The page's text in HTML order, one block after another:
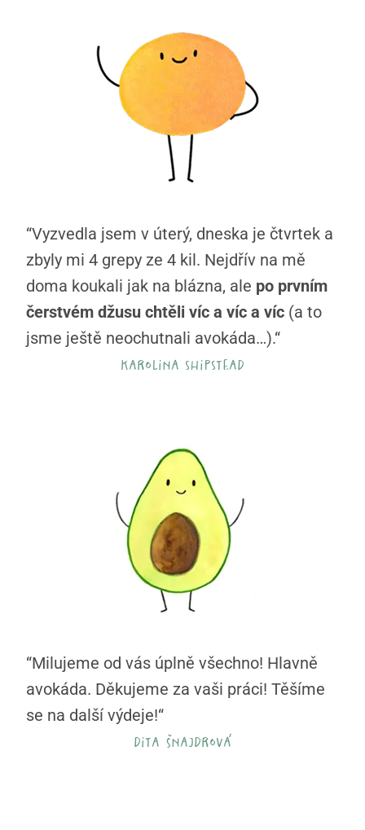
“Vyzvedla jsem v úterý, dneska je čtvrtek a
zbyly mi 4 grepy ze 4 kil. Nejdřív na mě
doma koukali jak na blázna, ale po prvním
čerstvém džusu chtěli víc a víc a víc (a to
jsme ještě neochutnali avokáda…).“
karolina shipstead
“Milujeme od vás úplně všechno! Hlavně
avokáda. Děkujeme za vaši práci! Těšíme
se na další výdeje!“
dita šnajdrová